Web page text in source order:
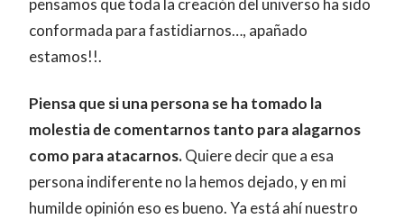
pensamos que toda la creación del universo ha sido
conformada para fastidiarnos…, apañado
estamos!!.
Piensa que si una persona se ha tomado la
molestia de comentarnos tanto para alagarnos
como para atacarnos.Quiere decir que a esa
persona indiferente no la hemos dejado, y en mi
humilde opinión eso es bueno. Ya está ahí nuestro